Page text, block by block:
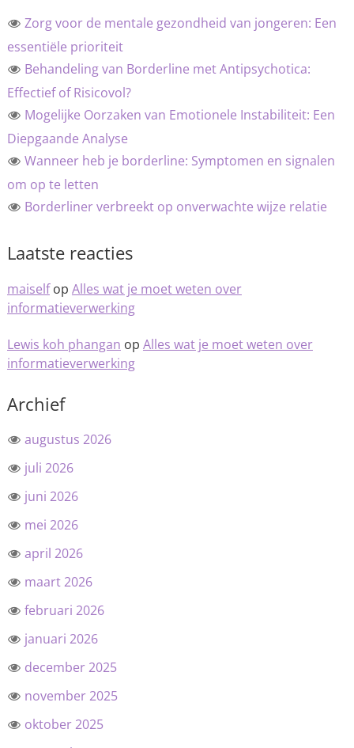
Zorg voor de mentale gezondheid van jongeren: Een
essentiële prioriteit
Behandeling van Borderline met Antipsychotica:
Effectief of Risicovol?
Mogelijke Oorzaken van Emotionele Instabiliteit: Een
Diepgaande Analyse
Wanneer heb je borderline: Symptomen en signalen
om op te letten
Borderliner verbreekt op onverwachte wijze relatie
Laatste reacties
maiselfop Alles wat je moet weten over
informatieverwerking
Lewis koh phangan op Alles wat je moet weten over
informatieverwerking
Archief
augustus 2026
juli 2026
juni 2026
mei 2026
april 2026
maart 2026
februari 2026
januari 2026
december 2025
november 2025
oktober 2025